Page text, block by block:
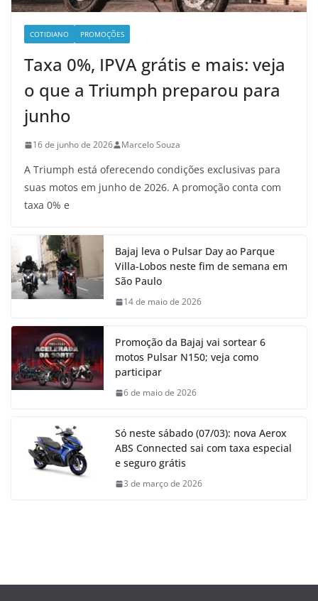
COTIDIANO PROMOÇÕES
Taxa 0%, IPVA grátis e mais: veja
o que a Triumph preparou para
junho
16 de junho de 2026 Marcelo Souza
A Triumph está oferecendo condições exclusivas para
suas motos em junho de 2026. A promoção conta com
taxa 0% e
Bajaj leva o Pulsar Day ao Parque
Villa-Lobos neste fim de semana em
São Paulo
14 de maio de 2026
Promoção da Bajaj vai sortear 6
motos Pulsar N150; veja como
participar
6 de maio de 2026
Só neste sábado (07/03): nova Aerox
ABS Connected sai com taxa especial
e seguro grátis
3 de março de 2026